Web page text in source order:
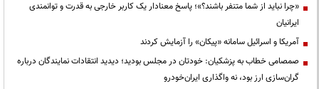
«چرا نباید از شما متنفر باشند؟»؛ پاسخ معنادار یک کاربر خارجی به قدرت و توانمندی
ایرانیان
آمریکا و اسرائیل سامانه «پیکان» را آزمایش کردند
صمصامی خطاب به پزشکیان: خودتان در مجلس بودید؛ دیدید انتقادات نمایندگان درباره
گران‌سازی ارز بود، نه واگذاری ایران‌خودرو